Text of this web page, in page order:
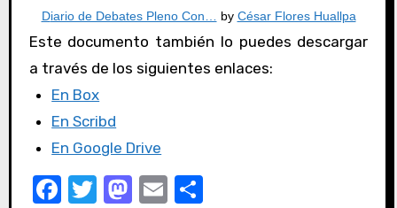
Diario de Debates Pleno Con… by César Flores Huallpa
Este documento también lo puedes descargar
a través de los siguientes enlaces:
En Box
En Scribd
En Google Drive
F
T
M
E